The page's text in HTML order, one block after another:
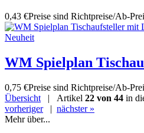
0,43 €Preise sind Richtpreise/Ab-
Neuheit
WM Spielplan
0,75 €Preise sind Richtpreise/Ab-
Übersicht | Artikel 22 von 44 in
vorheriger| nächster »
Mehr über...